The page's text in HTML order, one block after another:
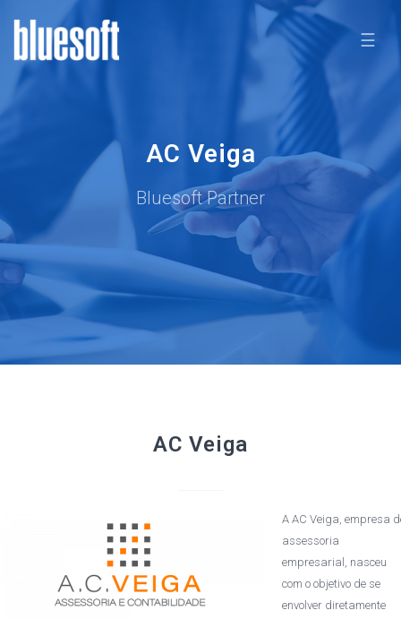
☰
AC Veiga
Bluesoft Partner
AC Veiga
A AC Veiga, empresa
assessoria
empresarial, nasceu
com o objetivo de se
envolver diretamente